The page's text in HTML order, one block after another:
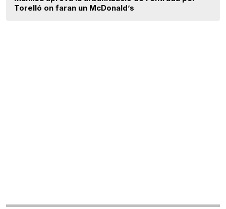
Torelló on faran un McDonald’s